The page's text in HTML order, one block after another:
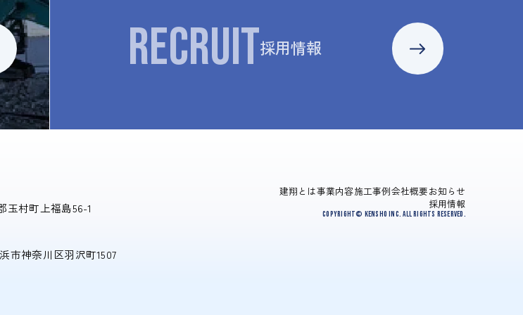
RECRUIT採用情報
玉村町上福島56-1
市神奈川区羽沢町1507
建翔とは事業内容施工事例会社概要お知らせ
採用情報
Copyright© Kensho Inc. All Rights Reserved.